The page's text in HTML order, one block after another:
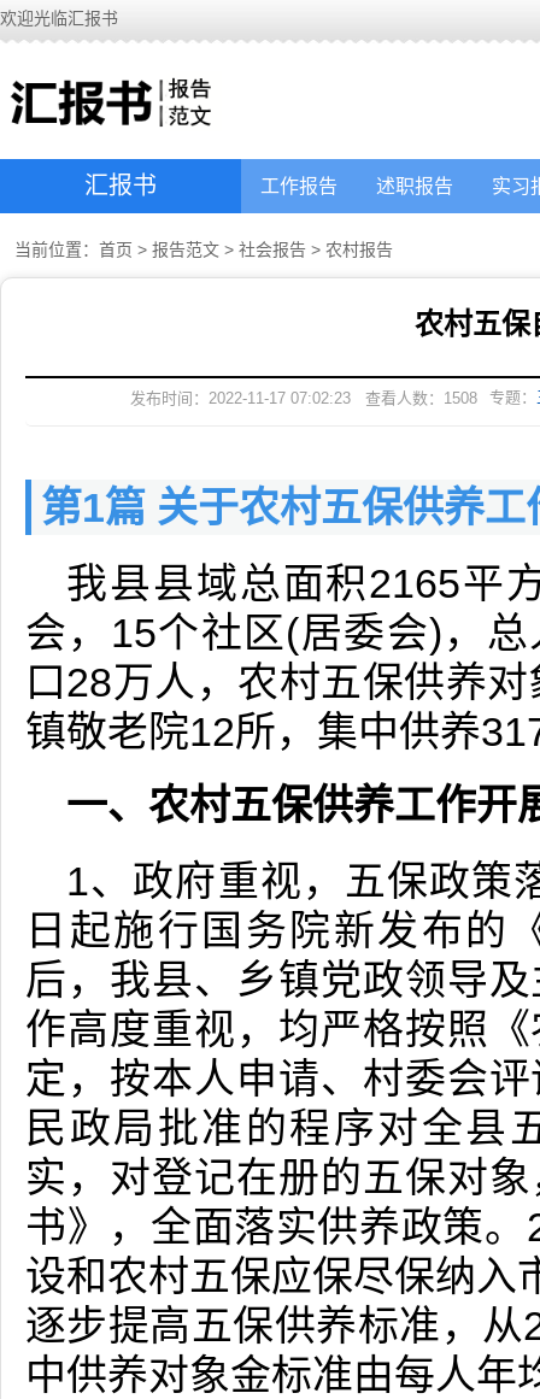
欢迎光临汇报书
汇报书 工作报告 述职报告 实习
当前位置： 首页 > 报告范文 > 社会报告 > 农村报告
农村五保
发布时间：2022-11-17 07:02:23 查看人数： 1508 专题：
第1篇 关于农村五保供养
我县县域总面积2165平
会，15个社区(居委会)，
口28万人，农村五保供养
镇敬老院12所，集中供养
一、农村五保供养工作开
1、政府重视，五保政策
日起施行国务院新发布的
后，我县、乡镇党政领导
作高度重视，均严格按照
定，按本人申请、村委会
民政局批准的程序对全县
实，对登记在册的五保对
书》，全面落实供养政策
设和农村五保应保尽保纳入
逐步提高五保供养标准，
中供养对象金标准由每人年